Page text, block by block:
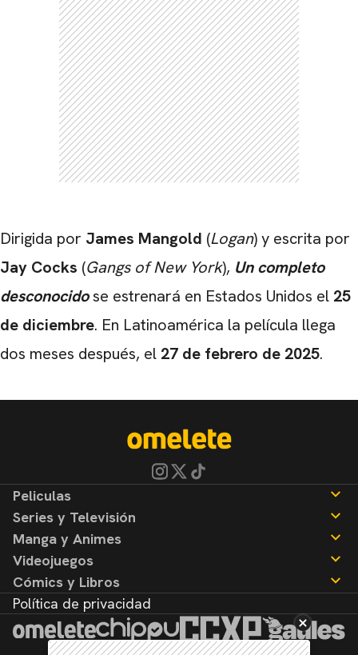
Dirigida por James Mangold (Logan) y escrita por
Jay Cocks (Gangs of New York), Un completo
desconocidose estrenará en Estados Unidos el 25
de diciembre. En Latinoamérica la película llega
dos meses después, el 27 de febrero de 2025.
Peliculas
Noticias
Reseñas
Series y Televisión
Noticias
Reseñas
Manga y Animes
Noticias
Reseñas
Videojuegos
Noticias
Reseñas
Cómics y Libros
Noticias
Reseñas
Política de privacidad